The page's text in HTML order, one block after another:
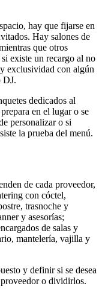
hay que fijarse en
Hay salones de
que otros
existe un recargo al no
exclusividad con algún
DJ.
dedicados al
en el lugar o se
personalizar o si
la prueba del menú.
de cada proveedor,
con cóctel,
trasnoche y
y asesorías;
de salas y
mantelería, vajilla y
y definir si se desea
o dividirlos.